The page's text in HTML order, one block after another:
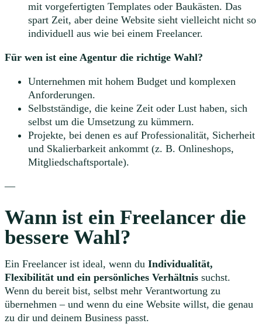
mit vorgefertigten Templates oder Baukästen. Das
spart Zeit, aber deine Website sieht vielleicht nicht so
individuell aus wie bei einem Freelancer.
Für wen ist eine Agentur die richtige Wahl?
Unternehmen mit hohem Budget und komplexen
Anforderungen.
Selbstständige, die keine Zeit oder Lust haben, sich
selbst um die Umsetzung zu kümmern.
Projekte, bei denen es auf Professionalität, Sicherheit
und Skalierbarkeit ankommt (z. B. Onlineshops,
Mitgliedschaftsportale).
—
Wann ist ein Freelancer die
bessere Wahl?
Ein Freelancer ist ideal, wenn du Individualität,
Flexibilität und ein persönliches Verhältnis suchst.
Wenn du bereit bist, selbst mehr Verantwortung zu
übernehmen – und wenn du eine Website willst, die genau
zu dir und deinem Business passt.